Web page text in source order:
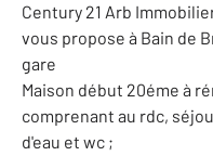
Century 21 Arb
vous propose à Bain de
gare
Maison début 20éme à
comprenant au rdc,
d'eau et wc ;